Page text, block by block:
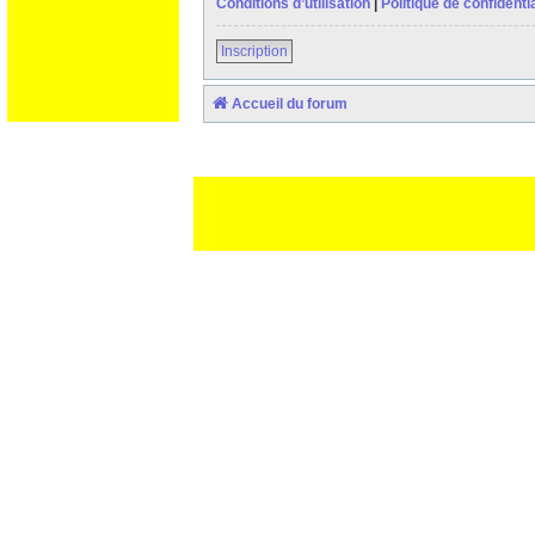
Conditions d’utilisation
Politique de
Inscription
Accueil du forum